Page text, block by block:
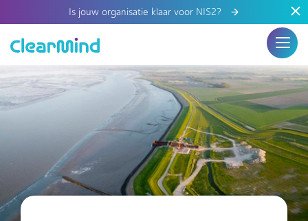
Is jouw organisatie klaar voor NIS2?